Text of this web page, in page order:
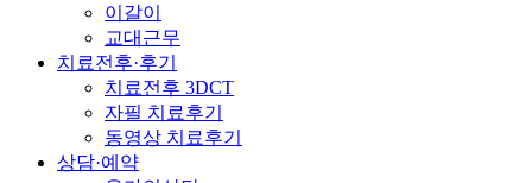
이갈이
교대근무
치료전후·후기
치료전후 3DCT
자필 치료후기
동영상 치료후기
상담·예약